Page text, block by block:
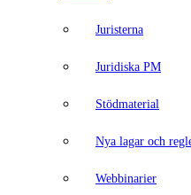
Juristerna
Juridiska PM
Stödmaterial
Nya lagar och
Webbinarier